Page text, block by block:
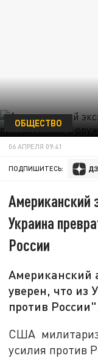
ОБЩЕСТВО
06 АПРЕЛЯ 09:41
ПОДПИШИТЕСЬ:
Американский
Украина
России
Американский
уверен, что из
против
США
усилия против